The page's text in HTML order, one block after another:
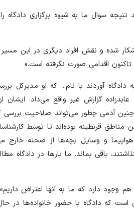
سوال ما به شیوه برگزاری دادگاه
آشکار شده و نقش افراد دیگری در این
تاکنون اقدامی صورت نگرفته است.»
آوردند با نام... که او مدیرکل
گزارش غیر واقع می‌داد. ایشان
آدمی چطور می‌تواند صلاحیت بررسی
قرنطینه بوده‌اند تا توسط
هواپیما و وسایل بچه‌ها از صحنه خارج
باقی بماند. ما بارها در دادگاه
بسیار زیادی دیگری هم وجود دارد که ما به آنها اعتراض
که دادگاه با حضور خانواده‌ها در حال